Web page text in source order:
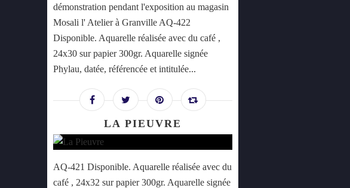
démonstration pendant l'exposition au magasin
Mosali l' Atelier à Granville AQ-422
Disponible. Aquarelle réalisée avec du café ,
24x30 sur papier 300gr. Aquarelle signée
Phylau, datée, référencée et intitulée...
LA PIEUVRE
AQ-421 Disponible. Aquarelle réalisée avec du
café , 24x32 sur papier 300gr. Aquarelle signée